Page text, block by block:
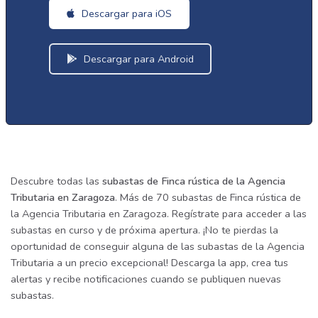
Descargar para iOS
Descargar para Android
Descubre todas las subastas de Finca rústica de la Agencia
Tributaria en Zaragoza. Más de 70 subastas de Finca rústica de
la Agencia Tributaria en Zaragoza. Regístrate para acceder a las
subastas en curso y de próxima apertura. ¡No te pierdas la
oportunidad de conseguir alguna de las subastas de la Agencia
Tributaria a un precio excepcional! Descarga la app, crea tus
alertas y recibe notificaciones cuando se publiquen nuevas
subastas.